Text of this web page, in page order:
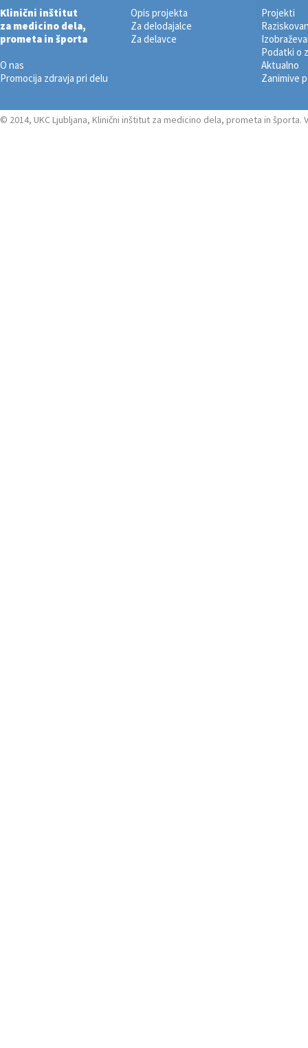
Klinični inštitut
za medicino dela,
prometa in športa
O nas
Promocija zdravja pri delu
Opis projekta
Za delodajalce
Za delavce
Projekti
Podatki o
Aktualno
Zanimive
© 2014, UKC Ljubljana, Klinični inštitut za medicino dela, prometa in športa.